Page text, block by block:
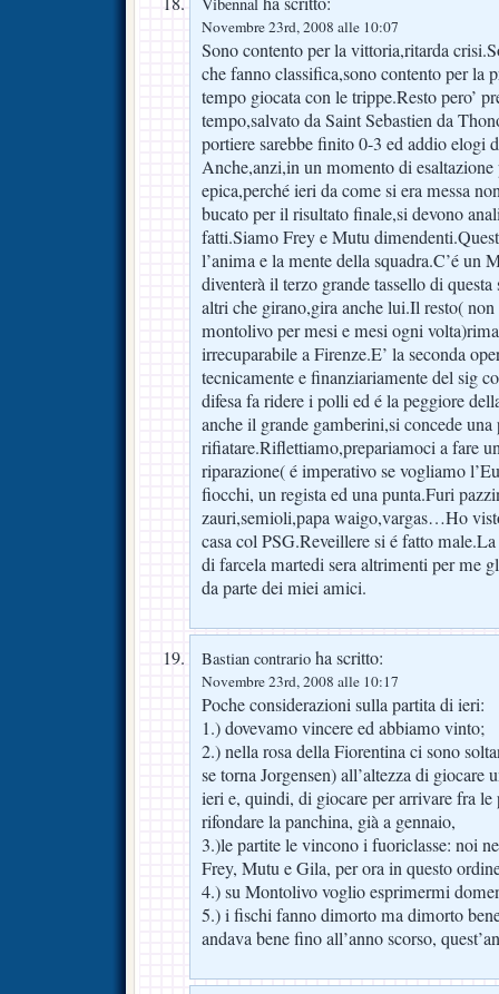
Novembre 23rd, 2008 alle 10:07
Sono contento per la vittoria,ritarda
che fanno classifica,sono contento per la
tempo giocata con le trippe.Resto pero’
tempo,salvato da Saint Sebastien da
portiere sarebbe finito 0-3 ed addio elogi
Anche,anzi,in un momento di esaltazione
epica,perché ieri da come si era messa
bucato per il risultato finale,si devono
fatti.Siamo Frey e Mutu
l’anima e la mente della squadra.C’é un
diventerà il terzo grande tassello di
altri che girano,gira anche lui.Il resto( non
montolivo per mesi e mesi ogni
irrecuparabile a Firenze.E’ la seconda
tecnicamente e finanziariamente del sig
difesa fa ridere i polli ed é la peggiore
anche il grande gamberini,si concede una
rifiatare.Riflettiamo,prepariamoci a fare
riparazione( é imperativo se vogliamo
fiocchi, un regista ed una punta.Furi
zauri,semioli,papa waigo,vargas…Ho
casa col PSG.Reveillere si é fatto
di farcela martedi sera altrimenti per me
da parte dei miei amici.
Bastian contrario ha scritto:
Novembre 23rd, 2008 alle 10:17
Poche considerazioni sulla partita di ieri:
1.) dovevamo vincere ed abbiamo vinto;
2.) nella rosa della Fiorentina ci sono
se torna Jorgensen) all’altezza di giocare
ieri e, quindi, di giocare per arrivare fra
rifondare la panchina, già a gennaio,
3.)le partite le vincono i fuoriclasse: noi
Frey, Mutu e Gila, per ora in questo
4.) su Montolivo voglio esprimermi
5.) i fischi fanno dimorto ma dimorto
andava bene fino all’anno scorso,